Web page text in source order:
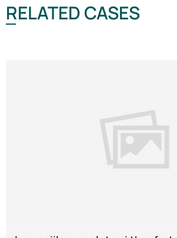
RELATED CASES